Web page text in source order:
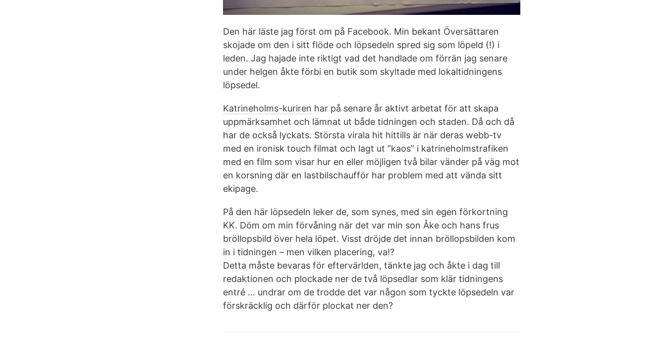
Den här läste jag först om på Facebook. Min bekant Översättaren
skojade om den i sitt flöde och löpsedeln spred sig som löpeld (!) i
leden. Jag hajade inte riktigt vad det handlade om förrän jag senare
under helgen åkte förbi en butik som skyltade med lokaltidningens
löpsedel.
Katrineholms-kuriren har på senare år aktivt arbetat för att skapa
uppmärksamhet och lämnat ut både tidningen och staden. Då och då
har de också lyckats. Största virala hit hittills är när deras webb-tv
med en ironisk touch filmat och lagt ut ”kaos” i katrineholmstrafiken
med en film som visar hur en eller möjligen två bilar vänder på väg mot
en korsning där en lastbilschaufför har problem med att vända sitt
ekipage.
På den här löpsedeln leker de, som synes, med sin egen förkortning
KK. Döm om min förvåning när det var min son Åke och hans frus
bröllopsbild över hela löpet. Visst dröjde det innan bröllopsbilden kom
in i tidningen – men vilken placering, va!?
Detta måste bevaras för eftervärlden, tänkte jag och åkte i dag till
redaktionen och plockade ner de två löpsedlar som klär tidningens
entré … undrar om de trodde det var någon som tyckte löpsedeln var
förskräcklig och därför plockat ner den?